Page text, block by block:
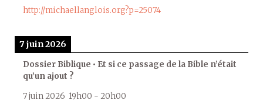
http://michaellanglois.org?p=25074
7 juin 2026
Dossier Biblique • Et si ce passage de la Bible n’était
qu’un ajout ?
7 juin 2026 19h00 - 20h00